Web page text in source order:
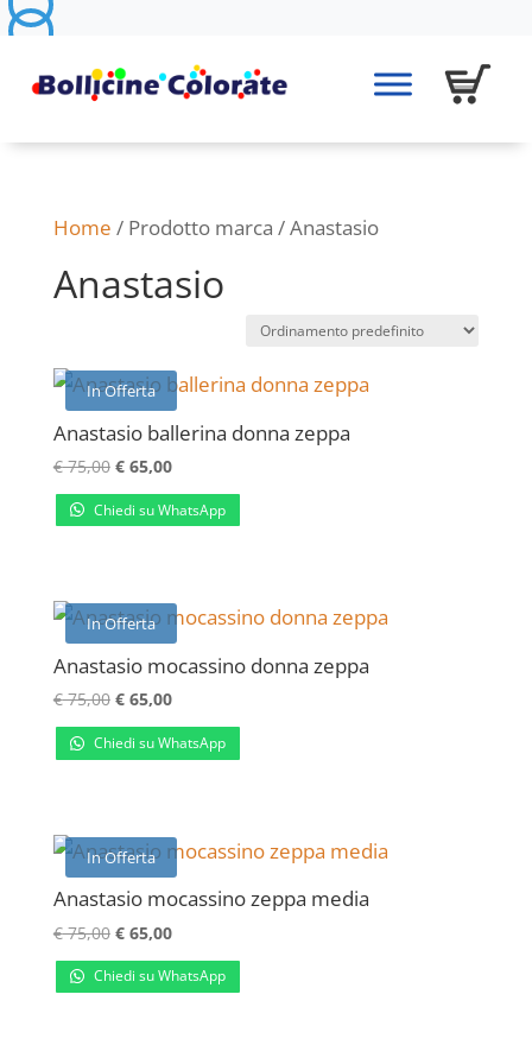
Home / Prodotto marca / Anastasio
Anastasio
In Offerta
Anastasio ballerina donna zeppa
€75,00 Il
prezzo
originale
€65,00Il
prezzo
attuale
Chiedi su WhatsApp
In Offerta
Anastasio mocassino donna zeppa
€75,00 Il
prezzo
originale
€65,00Il
prezzo
attuale
Chiedi su WhatsApp
In Offerta
Anastasio mocassino zeppa media
€75,00 Il
prezzo
originale
€65,00Il
prezzo
attuale
Chiedi su WhatsApp